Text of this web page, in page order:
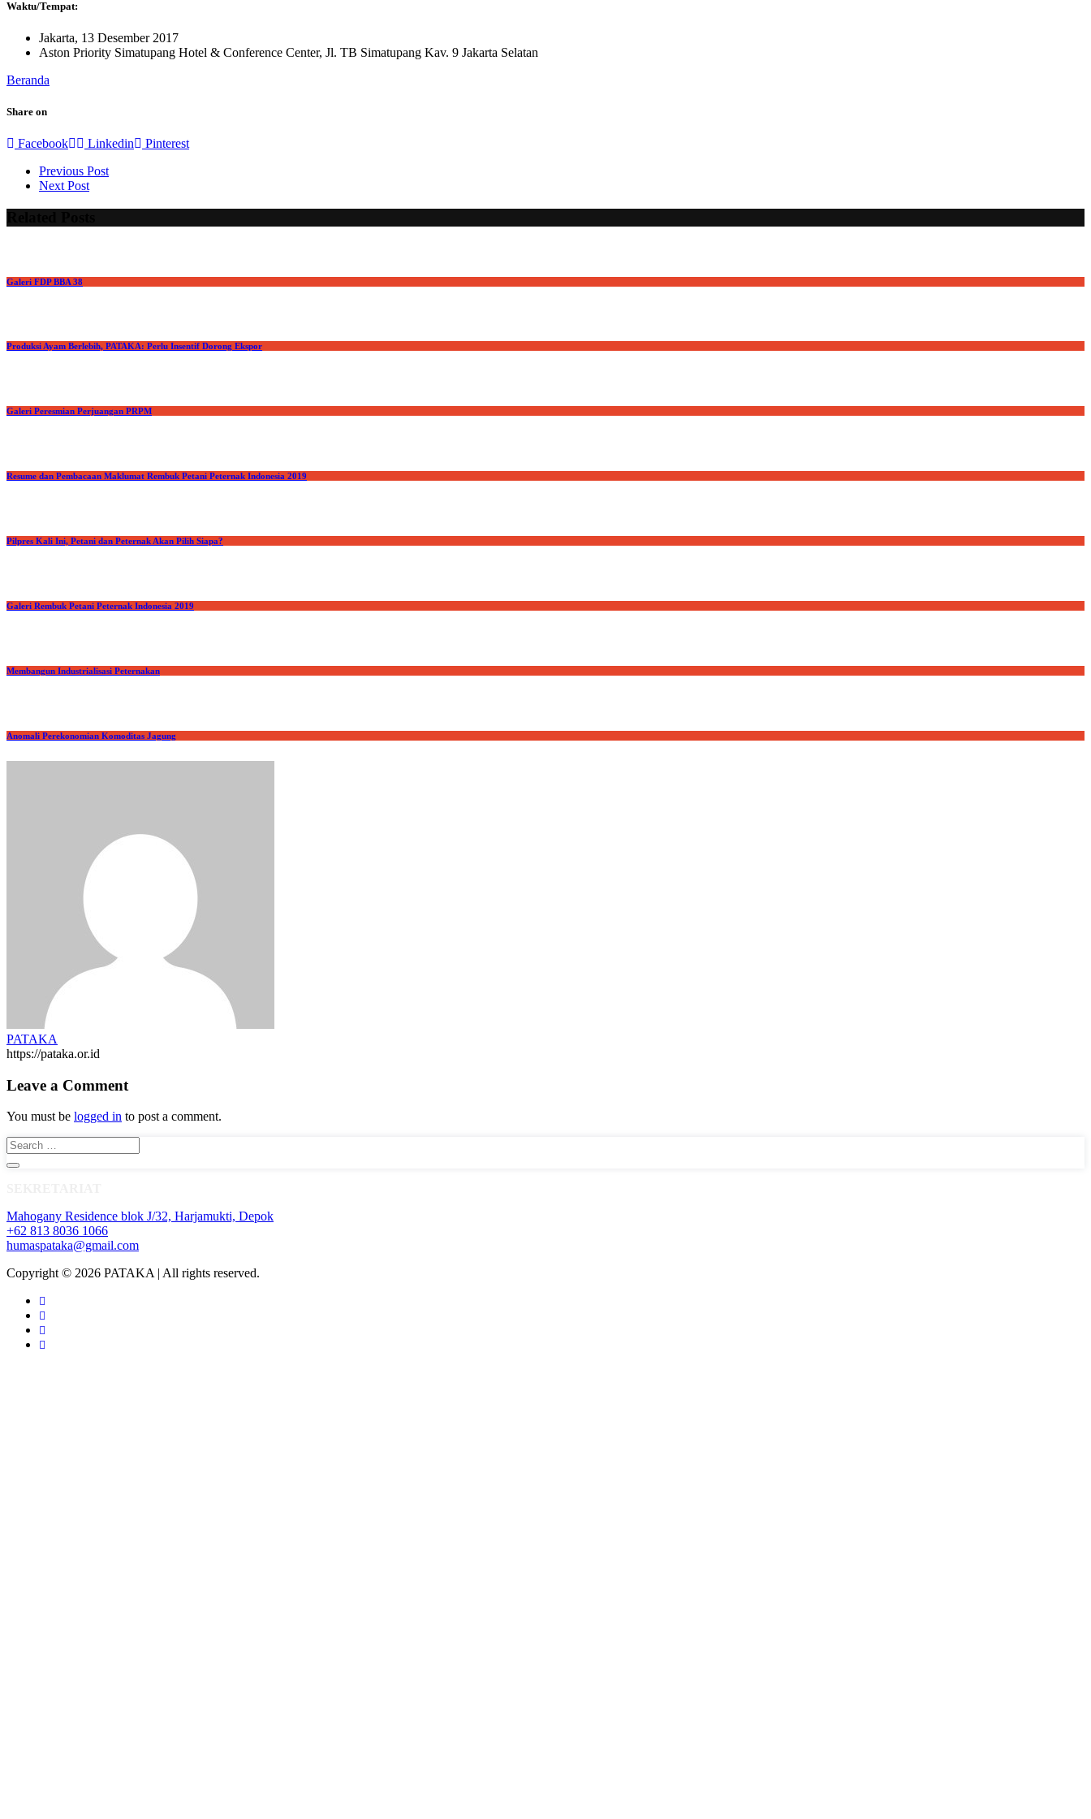
Waktu/Tempat:
Jakarta, 13 Desember 2017
Aston Priority Simatupang Hotel & Conference Center, Jl. TB Simatupang Kav. 9 Jakarta Selatan
Beranda
Share on
Facebook Linkedin Pinterest
Post navigation
Previous Post
Next Post
Galeri FDP BBA 38
Produksi Ayam Berlebih, PATAKA: Perlu Insentif Dorong Ekspor
Galeri Peresmian Perjuangan PRPM
Resume dan Pembacaan Maklumat Rembuk Petani Peternak Indonesia 2019
Pilpres Kali Ini, Petani dan Peternak Akan Pilih Siapa?
Galeri Rembuk Petani Peternak Indonesia 2019
Membangun Industrialisasi Peternakan
Anomali Perekonomian Komoditas Jagung
PATAKA
https://pataka.or.id
Leave a Comment
You must be logged in to post a comment.
Mahogany Residence blok J/32, Harjamukti, Depok
+62 813 8036 1066
humaspataka@gmail.com
Copyright © 2026 PATAKA | All rights reserved.